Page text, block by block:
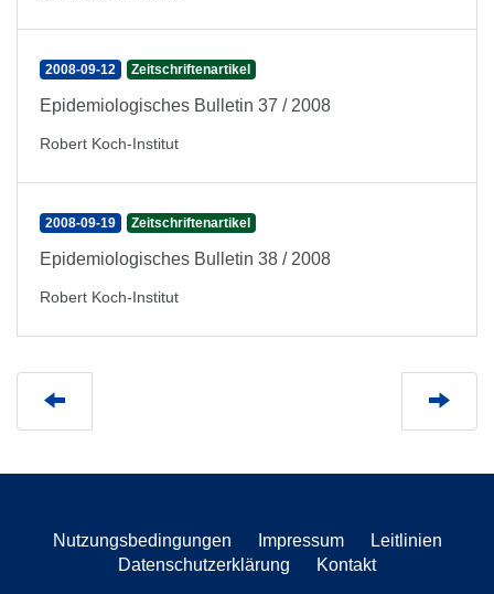
2008-09-12 Zeitschriftenartikel
Epidemiologisches Bulletin 37 / 2008
Robert Koch-Institut
2008-09-19 Zeitschriftenartikel
Epidemiologisches Bulletin 38 / 2008
Robert Koch-Institut
Nutzungsbedingungen Impressum
Leitlinien
Datenschutzerklärung
Kontakt